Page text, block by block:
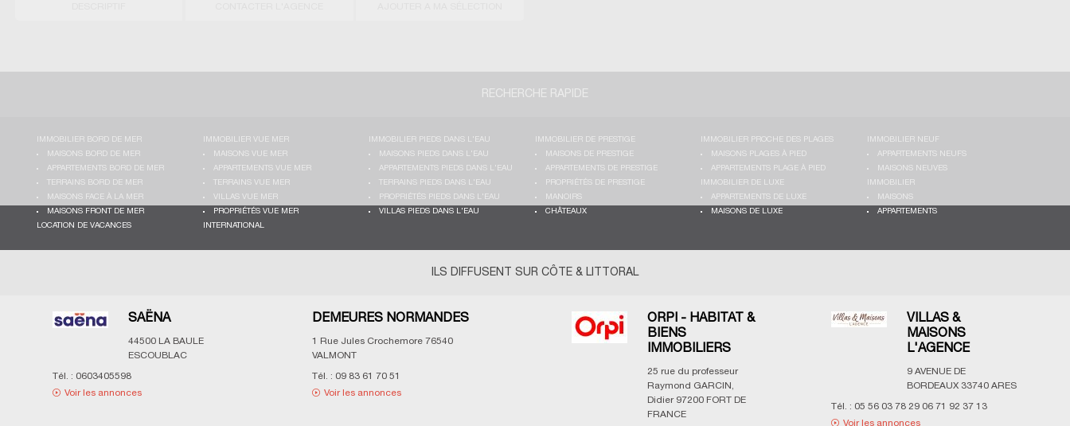
RECHERCHE RAPIDE
IMMOBILIER BORD DE MER
MAISONS BORD DE MER
APPARTEMENTS BORD DE MER
TERRAINS BORD DE MER
MAISONS FACE À LA MER
MAISONS FRONT DE MER
IMMOBILIER VUE MER
MAISONS VUE MER
APPARTEMENTS VUE MER
TERRAINS VUE MER
VILLAS VUE MER
PROPRIÉTÉS VUE MER
IMMOBILIER PIEDS DANS L'EAU
MAISONS PIEDS DANS L'EAU
APPARTEMENTS PIEDS DANS L'EAU
TERRAINS PIEDS DANS L'EAU
PROPRIÉTÉS PIEDS DANS L'EAU
VILLAS PIEDS DANS L'EAU
IMMOBILIER DE PRESTIGE
MAISONS DE PRESTIGE
APPARTEMENTS DE PRESTIGE
PROPRIÉTÉS DE PRESTIGE
MANOIRS
CHÂTEAUX
IMMOBILIER PROCHE DES PLAGES
MAISONS PLAGES À PIED
APPARTEMENTS PLAGE À PIED
IMMOBILIER NEUF
APPARTEMENTS NEUFS
MAISONS NEUVES
IMMOBILIER DE LUXE
APPARTEMENTS DE LUXE
MAISONS DE LUXE
IMMOBILIER
MAISONS
APPARTEMENTS
LOCATION DE VACANCES
INTERNATIONAL
ILS DIFFUSENT SUR CÔTE & LITTORAL
SAËNA
44500
LA BAULE
ESCOUBLAC
Tél. : 0603405598
Voir les annonces
DEMEURES NORMANDES
1 Rue Jules Crochemore 76540
VALMONT
Tél. : 09 83 61 70 51
Voir les annonces
ORPI - HABITAT &
BIENS
IMMOBILIERS
25 rue du professeur
Raymond GARCIN,
Didier 97200 FORT DE
FRANCE
VILLAS &
MAISONS
L'AGENCE
9 AVENUE DE
BORDEAUX 33740 ARES
Tél. : 05 56 03 78 29 06 71 92 37 13
Voir les annonces